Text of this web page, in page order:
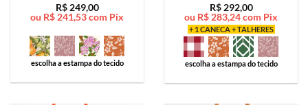
Avaliação5
de 5
R$249,00
ou R$241,53com Pix
escolha a estampa do tecido
Avaliação5
de 5
R$292,00
ou R$283,24com Pix
+ 1 CANECA + TALHERES
escolha a estampa do tecido